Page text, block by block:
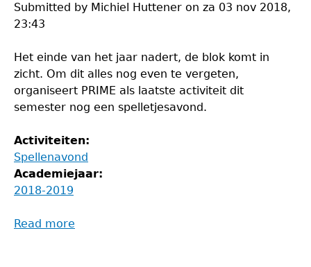
Submitted by Michiel Huttener on za 03 nov 2018,
23:43
Het einde van het jaar nadert, de blok komt in
zicht. Om dit alles nog even te vergeten,
organiseert PRIME als laatste activiteit dit
semester nog een spelletjesavond.
Activiteiten:
Spellenavond
Academiejaar:
2018-2019
Read more